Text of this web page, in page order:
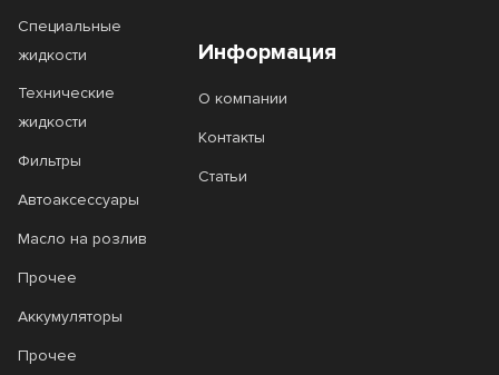
Специальные
жидкости
Технические
жидкости
Фильтры
Автоаксессуары
Масло на розлив
Прочее
Аккумуляторы
Прочее
Информация
О компании
Контакты
Статьи